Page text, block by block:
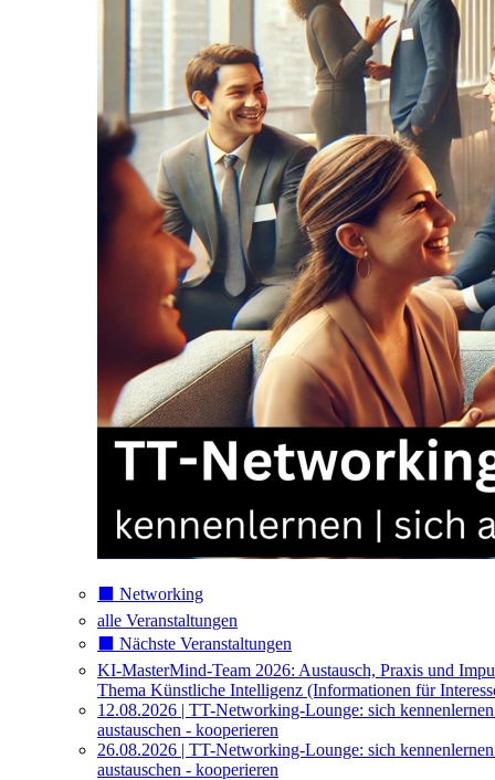
⬛️ Networking
alle Veranstaltungen
⬛️ Nächste Veranstaltungen
KI-MasterMind-Team 2026: Austausch, Praxis und
Thema Künstliche Intelligenz (Informationen für
12.08.2026 | TT-Networking-Lounge: sich
austauschen - kooperieren
26.08.2026 | TT-Networking-Lounge: sich
austauschen - kooperieren